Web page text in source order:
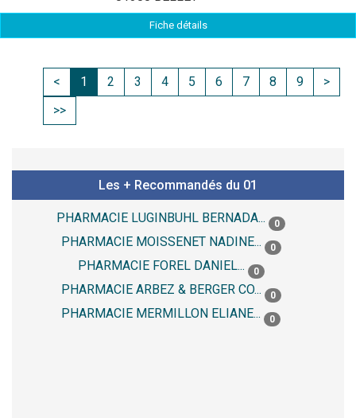
Fiche détails
< 1 2 3 4 5 6 7 8 9
>
>>
Les + Recommandés du 01
PHARMACIE LUGINBUHL BERNADA... 0
PHARMACIE MOISSENET NADINE... 0
PHARMACIE FOREL DANIEL... 0
PHARMACIE ARBEZ & BERGER CO... 0
PHARMACIE MERMILLON ELIANE... 0